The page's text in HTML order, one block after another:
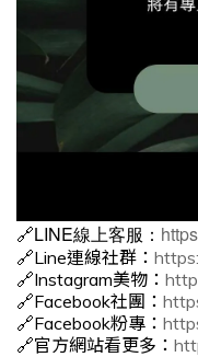
🔗LINE線上客服：
🔗Line連線社群：
🔗Instagram美物：
🔗Facebook社團：
🔗Facebook粉專：
🔗官方網站看更多：